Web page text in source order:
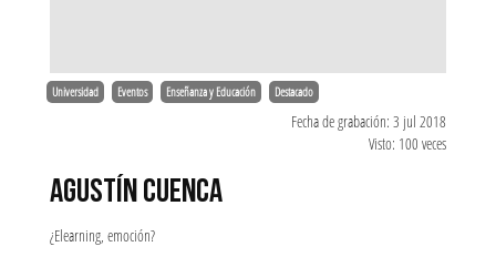
Universidad Eventos Enseñanza y Educación Destacado
Fecha de grabación: 3 jul 2018
Visto: 100 veces
AGUSTÍN CUENCA
¿Elearning, emoción?